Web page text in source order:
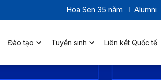
Hoa Sen 35 năm Alumni
Đào tạo Tuyển sinh Liên kết Quốc tế